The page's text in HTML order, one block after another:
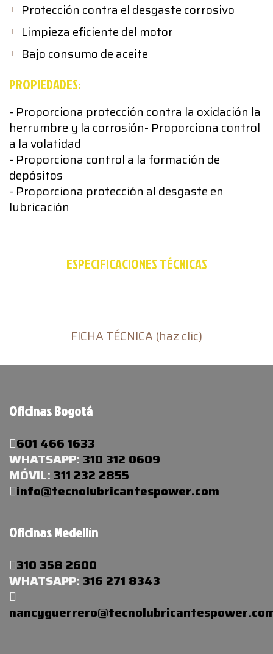
Protección contra el desgaste corrosivo
Limpieza eficiente del motor
Bajo consumo de aceite
PROPIEDADES:
- Proporciona protección contra la oxidación la
herrumbre y la corrosión- Proporciona control
a la volatidad
- Proporciona control a la formación de
depósitos
- Proporciona protección al desgaste en
lubricación
ESPECIFICACIONES TÉCNICAS
FICHA TÉCNICA (haz clic)
Oficinas Bogotá
601 466 1633
WHATSAPP: 310 312 0609
MÓVIL: 311 232 2855
info@tecnolubricantespower.com
Oficinas Medellín
310 358 2600
WHATSAPP: 316 271 8343